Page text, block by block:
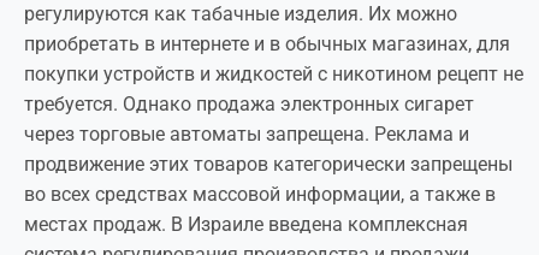
регулируются как табачные изделия. Их можно
приобретать в интернете и в обычных магазинах, для
покупки устройств и жидкостей с никотином рецепт не
требуется. Однако продажа электронных сигарет
через торговые автоматы запрещена. Реклама и
продвижение этих товаров категорически запрещены
во всех средствах массовой информации, а также в
местах продаж. В Израиле введена комплексная